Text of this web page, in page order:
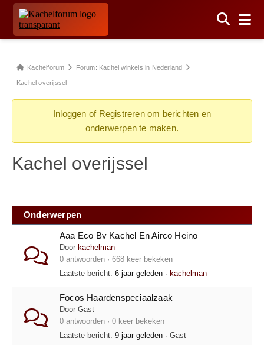
Forum
kruimelpad
hier:
Kachelforum Forum: Kachel winkels in Nederland
Kachel overijssel
Inloggen of Registrerenom berichten en
onderwerpen te maken.
Kachel overijssel
Onderwerpen
Aaa Eco Bv Kachel En Airco Heino
Door kachelman
0 antwoorden · 668 keer bekeken
Laatste bericht: 6 jaar geleden · kachelman
Focos Haardenspeciaalzaak
Door Gast
0 antwoorden · 0 keer bekeken
Laatste bericht: 9 jaar geleden · Gast